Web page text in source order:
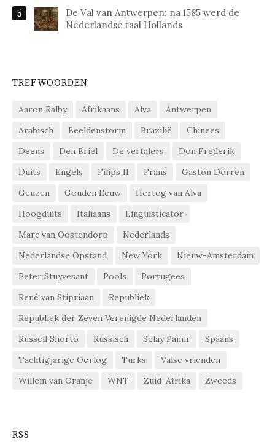
De Val van Antwerpen: na 1585 werd de
Nederlandse taal Hollands
TREFWOORDEN
Aaron Ralby Afrikaans Alva
Antwerpen
Arabisch
Beeldenstorm Brazilië
Chinees
Deens
Den Briel De vertalers
Don Frederik
Duits
Engels Filips II Frans
Gaston Dorren
Geuzen
Gouden Eeuw
Hertog van Alva
Hoogduits
Italiaans
Linguisticator
Marc van Oostendorp
Nederlands
Nederlandse Opstand
New York
Nieuw-Amsterdam
Peter Stuyvesant
Pools
Portugees
René van Stipriaan
Republiek
Republiek der Zeven Verenigde Nederlanden
Russell Shorto
Russisch Selay Pamir
Spaans
Tachtigjarige Oorlog
Turks
Valse vrienden
Willem van Oranje
WNT Zuid-Afrika Zweeds
RSS